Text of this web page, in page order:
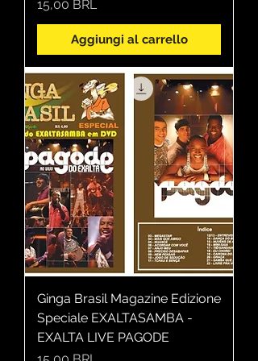
Prezzo
15,00 BRL
Aggiungi al carrello
Ginga Brasil Magazine Edizione
Speciale EXALTASAMBA -
EXALTA LIVE PAGODE